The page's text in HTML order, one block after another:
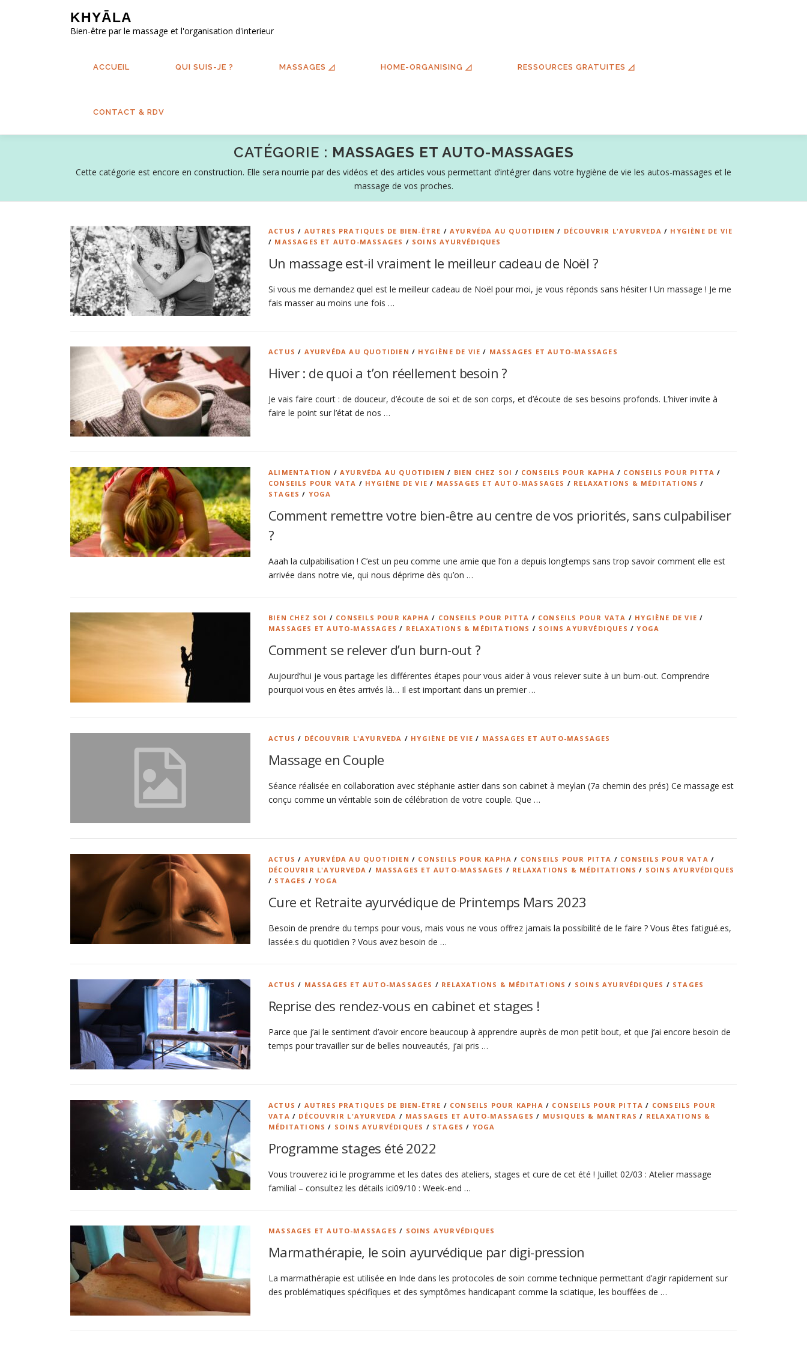
KHYĀLA
Bien-être par le massage et l'organisation d'interieur
ACCUEIL QUI SUIS-JE ? MASSAGES ◿ HOME-ORGANISING ◿ RESSOURCES GRATUITES ◿
CONTACT & RDV
CATÉGORIE : MASSAGES ET AUTO-MASSAGES
Cette catégorie est encore en construction. Elle sera nourrie par des vidéos et des articles vous permettant d’intégrer dans votre hygiène de vie les autos-massages et le
massage de vos proches.
ACTUS / AUTRES PRATIQUES DE BIEN-ÊTRE /AYURVÉDA AU QUOTIDIEN / DÉCOUVRIR L'AYURVEDA / HYGIÈNE DE VIE
/ MASSAGES ET AUTO-MASSAGES / SOINS AYURVÉDIQUES
Un massage est-il vraiment le meilleur cadeau de Noël ?
Si vous me demandez quel est le meilleur cadeau de Noël pour moi, je vous réponds sans hésiter ! Un massage ! Je me
fais masser au moins une fois …
ACTUS / AYURVÉDA AU QUOTIDIEN / HYGIÈNE DE VIE / MASSAGES ET AUTO-MASSAGES
Hiver : de quoi a t’on réellement besoin ?
Je vais faire court : de douceur, d’écoute de soi et de son corps, et d’écoute de ses besoins profonds. L’hiver invite à
faire le point sur l’état de nos …
ALIMENTATION /AYURVÉDA AU QUOTIDIEN / BIEN CHEZ SOI / CONSEILS POUR KAPHA / CONSEILS POUR PITTA /
CONSEILS POUR VATA / HYGIÈNE DE VIE / MASSAGES ET AUTO-MASSAGES / RELAXATIONS & MÉDITATIONS /
STAGES / YOGA
Comment remettre votre bien-être au centre de vos priorités, sans culpabiliser
?
Aaah la culpabilisation ! C’est un peu comme une amie que l’on a depuis longtemps sans trop savoir comment elle est
arrivée dans notre vie, qui nous déprime dès qu’on …
BIEN CHEZ SOI / CONSEILS POUR KAPHA / CONSEILS POUR PITTA / CONSEILS POUR VATA / HYGIÈNE DE VIE /
MASSAGES ET AUTO-MASSAGES / RELAXATIONS & MÉDITATIONS / SOINS AYURVÉDIQUES /YOGA
Comment se relever d’un burn-out ?
Aujourd’hui je vous partage les différentes étapes pour vous aider à vous relever suite à un burn-out. Comprendre
pourquoi vous en êtes arrivés là… Il est important dans un premier …
ACTUS / DÉCOUVRIR L'AYURVEDA / HYGIÈNE DE VIE / MASSAGES ET AUTO-MASSAGES
Massage en Couple
Séance réalisée en collaboration avec stéphanie astier dans son cabinet à meylan (7a chemin des prés) Ce massage est
conçu comme un véritable soin de célébration de votre couple. Que …
ACTUS / AYURVÉDA AU QUOTIDIEN / CONSEILS POUR KAPHA / CONSEILS POUR PITTA / CONSEILS POUR VATA /
DÉCOUVRIR L'AYURVEDA / MASSAGES ET AUTO-MASSAGES / RELAXATIONS & MÉDITATIONS / SOINS AYURVÉDIQUES
/ STAGES /YOGA
Cure et Retraite ayurvédique de Printemps Mars 2023
Besoin de prendre du temps pour vous, mais vous ne vous offrez jamais la possibilité de le faire ? Vous êtes fatigué.es,
lassée.s du quotidien ? Vous avez besoin de …
ACTUS / MASSAGES ET AUTO-MASSAGES / RELAXATIONS & MÉDITATIONS / SOINS AYURVÉDIQUES / STAGES
Reprise des rendez-vous en cabinet et stages !
Parce que j’ai le sentiment d’avoir encore beaucoup à apprendre auprès de mon petit bout, et que j’ai encore besoin de
temps pour travailler sur de belles nouveautés, j’ai pris …
ACTUS / AUTRES PRATIQUES DE BIEN-ÊTRE / CONSEILS POUR KAPHA / CONSEILS POUR PITTA / CONSEILS POUR
VATA / DÉCOUVRIR L'AYURVEDA / MASSAGES ET AUTO-MASSAGES / MUSIQUES & MANTRAS / RELAXATIONS &
MÉDITATIONS / SOINS AYURVÉDIQUES / STAGES / YOGA
Programme stages été 2022
Vous trouverez ici le programme et les dates des ateliers, stages et cure de cet été ! Juillet 02/03 : Atelier massage
familial – consultez les détails ici09/10 : Week-end …
MASSAGES ET AUTO-MASSAGES / SOINS AYURVÉDIQUES
Marmathérapie, le soin ayurvédique par digi-pression
La marmathérapie est utilisée en Inde dans les protocoles de soin comme technique permettant d’agir rapidement sur
des problématiques spécifiques et des symptômes handicapant comme la sciatique, les bouffées de …